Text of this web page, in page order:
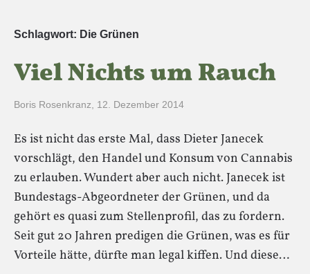
Schlagwort: Die Grünen
Viel Nichts um Rauch
Boris Rosenkranz 12. Dezember 2014
Es ist nicht das erste Mal, dass Dieter Janecek
vorschlägt, den Handel und Konsum von Cannabis
zu erlauben. Wundert aber auch nicht. Janecek ist
Bundestags-Abgeordneter der Grünen, und da
gehört es quasi zum Stellenprofil, das zu fordern.
Seit gut 20 Jahren predigen die Grünen, was es für
Vorteile hätte, dürfte man legal kiffen. Und diese…